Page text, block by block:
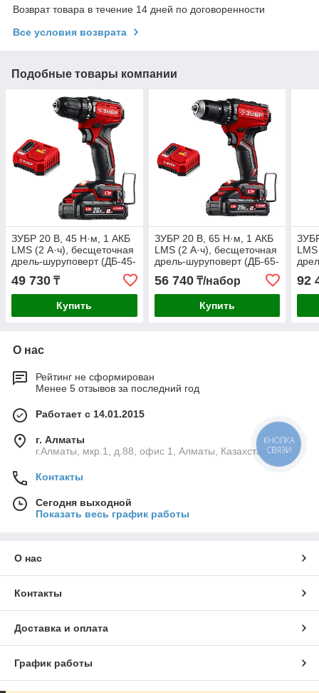
Возврат товара в течение 14 дней по договоренности
Все условия возврата
Подобные товары компании
ЗУБР 20 В, 45 Н·м, 1 АКБ
LMS (2 А·ч), бесщеточная
дрель-шуруповерт (ДБ-45-
49 730 ₸
Купить
ЗУБР 20 В, 65 Н·м, 1 АКБ
LMS (2 А·ч), бесщеточная
дрель-шуруповерт (ДБ-65-
56 740₸/набор
Купить
92
О нас
Рейтинг не сформирован
Менее 5 отзывов за последний год
Работает с 14.01.2015
г. Алматы
г.Алматы, мкр.1, д.88, офис 1, Алматы, Казахстан
Контакты
Сегодня выходной
Показать весь график работы
О нас
Контакты
Доставка и оплата
График работы
КНОПКА
СВЯЗИ